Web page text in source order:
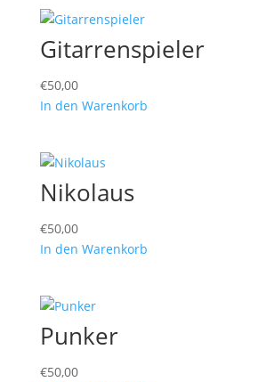
Gitarrenspieler
€50,00
In den Warenkorb
Nikolaus
€50,00
In den Warenkorb
Punker
€50,00